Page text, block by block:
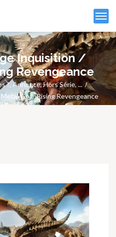
Inquisition /
Revengeance
?, Annonce,Hors Série, ...
Gear Rising Revengeance